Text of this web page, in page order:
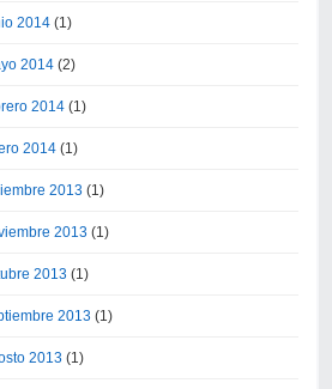
2014(1)
2014(2)
2014(1)
2014(1)
2013 (1)
2013 (1)
2013 (1)
2013 (1)
2013 (1)